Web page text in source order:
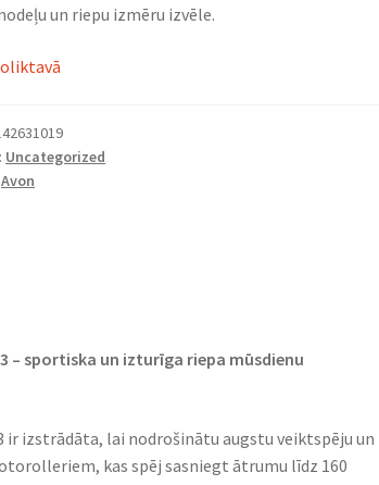
un riepu izmēru izvēle.
Uncategorized
Avon
– sportiska un izturīga riepa mūsdienu
ir izstrādāta, lai nodrošinātu augstu veiktspēju un
kas spēj sasniegt ātrumu līdz 160